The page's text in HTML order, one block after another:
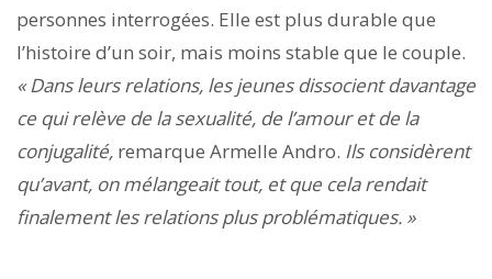
personnes interrogées. Elle est plus durable que
l’histoire d’un soir, mais moins stable que le couple.
« Dans leurs relations, les jeunes dissocient davantage
ce qui relève de la sexualité, de l’amour et de la
conjugalité, remarque Armelle Andro. Ils considèrent
qu’avant, on mélangeait tout, et que cela rendait
finalement les relations plus problématiques. »